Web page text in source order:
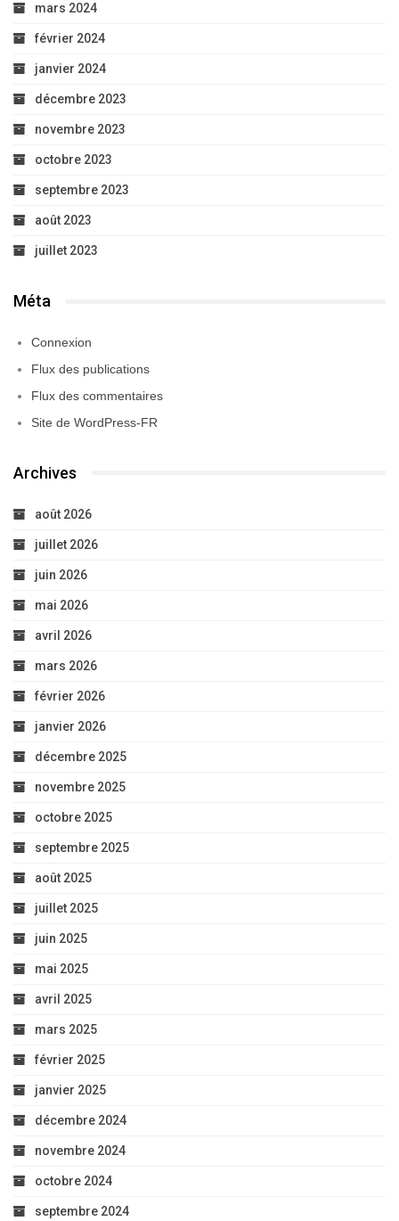
mars 2024
février 2024
janvier 2024
décembre 2023
novembre 2023
octobre 2023
septembre 2023
août 2023
juillet 2023
Méta
Connexion
Flux des publications
Flux des commentaires
Site de WordPress-FR
Archives
août 2026
juillet 2026
juin 2026
mai 2026
avril 2026
mars 2026
février 2026
janvier 2026
décembre 2025
novembre 2025
octobre 2025
septembre 2025
août 2025
juillet 2025
juin 2025
mai 2025
avril 2025
mars 2025
février 2025
janvier 2025
décembre 2024
novembre 2024
octobre 2024
septembre 2024